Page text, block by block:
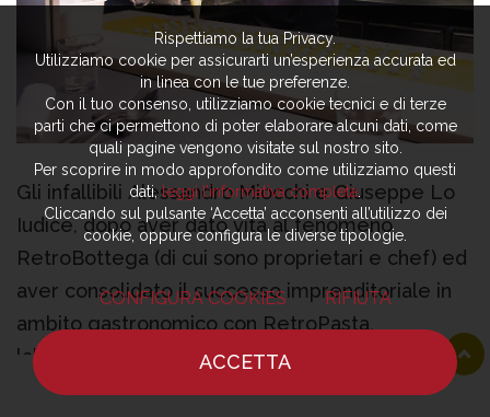
Gli infallibili Alessandro Miocchi e Giuseppe Lo
Iudice, dopo aver dato vita al fenomeno
RetroBottega (di cui sono proprietari e chef) ed
aver consolidato il successo imprenditoriale in
ambito gastronomico con RetroPasta,
laboratorio della pasta fresca da poco divenuto
anche locale nel quale poter provare piatti
Rispettiamo la tua Privacy.
Utilizziamo cookie per assicurarti un’esperienza accurata ed
in linea con le tue preferenze.
Con il tuo consenso, utilizziamo cookie tecnici e di terze
parti che ci permettono di poter elaborare alcuni dati, come
quali pagine vengono visitate sul nostro sito.
Per scoprire in modo approfondito come utilizziamo questi
dati,leggi l’informativa completa
Cliccando sul pulsante ‘Accetta’ acconsenti all’utilizzo dei
cookie, oppure configura le diverse tipologie.
CONFIGURA COOKIES RIFIUTA
ACCETTA